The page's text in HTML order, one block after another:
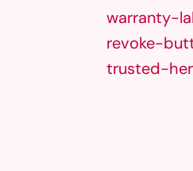
warranty-
revoke-
trusted-